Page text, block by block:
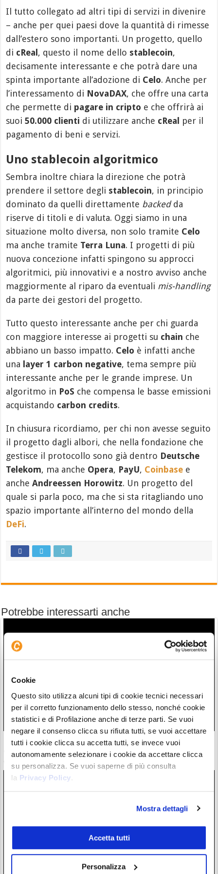
Cookie
Questo sito utilizza alcuni tipi di cookie tecnici necessari
per il corretto funzionamento dello stesso, nonché cookie
statistici e di Profilazione anche di terze parti. Se vuoi
negare il consenso clicca su rifiuta tutti, se vuoi accettare
tutti i cookie clicca su accetta tutti, se invece vuoi
autonomamente selezionare i cookie da accettare clicca
su personalizza. Se vuoi saperne di più consulta
la Privacy Policy.
Mostra dettagli
Accetta tutti
Personalizza
Il tutto collegato ad altri tipi di servizi in divenire
– anche per quei paesi dove la quantità di rimesse
dall’estero sono importanti. Un progetto, quello
di cReal, questo il nome dello stablecoin,
decisamente interessante e che potrà dare una
spinta importante all’adozione di Celo. Anche per
l’interessamento di NovaDAX, che offre una carta
che permette di pagare in cripto e che offrirà ai
suoi50.000 clienti di utilizzare anche cReal per il
pagamento di beni e servizi.
Uno stablecoin algoritmico
Sembra inoltre chiara la direzione che potrà
prendere il settore degli stablecoin, in principio
dominato da quelli direttamente backedda
riserve di titoli e di valuta. Oggi siamo in una
situazione molto diversa, non solo tramite Celo
ma anche tramite Terra Luna. I progetti di più
nuova concezione infatti spingono su approcci
algoritmici, più innovativi e a nostro avviso anche
maggiormente al riparo da eventuali mis-handling
da parte dei gestori del progetto.
Tutto questo interessante anche per chi guarda
con maggiore interesse ai progetti su chain che
abbiano un basso impatto. Celo è infatti anche
una layer 1 carbon negative, tema sempre più
interessante anche per le grande imprese. Un
algoritmo in PoS che compensa le basse emissioni
acquistando carbon credits.
In chiusura ricordiamo, per chi non avesse seguito
il progetto dagli albori, che nella fondazione che
gestisce il protocollo sono già dentro Deutsche
Telekom, ma anche Opera, PayU, Coinbase e
ancheAndreessen Horowitz. Un progetto del
quale si parla poco, ma che si sta ritagliando uno
spazio importante all’interno del mondo della
DeFi.
Potrebbe interessarti anche
BTCPay Server ha una vulnerabilità critica. Necessario
aggiornare subito, fondi Bitcoin a rischio